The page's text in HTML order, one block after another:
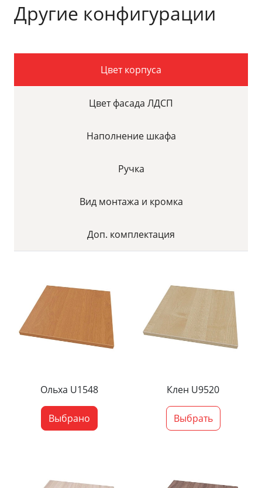
Другие конфигурации
Цвет корпуса
Цвет фасада ЛДСП
Наполнение шкафа
Ручка
Вид монтажа и кромка
Доп. комплектация
Ольха U1548
Выбрано
Клен U9520
Выбрать